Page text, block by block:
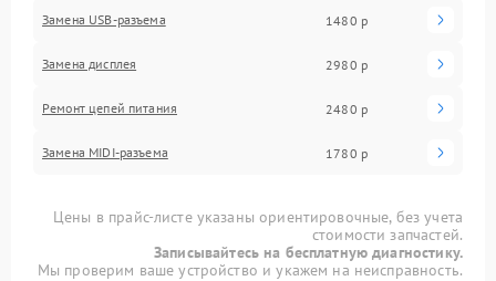
Замена USB-разъема 1480 р
Замена дисплея 2980 р
Ремонт цепей питания 2480 р
Замена MIDI-разъема 1780 р
Цены в прайс-листе указаны ориентировочные, без учета
стоимости запчастей.
Записывайтесь на бесплатную диагностику.
Мы проверим ваше устройство и укажем на неисправность.